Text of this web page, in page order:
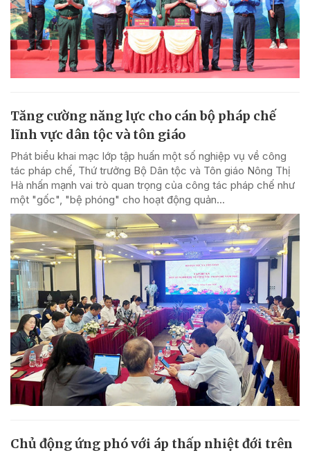
Tăng cường năng lực cho cán bộ pháp chế
lĩnh vực dân tộc và tôn giáo
Phát biểu khai mạc lớp tập huấn một số nghiệp vụ về công
tác pháp chế, Thứ trưởng Bộ Dân tộc và Tôn giáo Nông Thị
Hà nhấn mạnh vai trò quan trọng của công tác pháp chế như
một "gốc", "bệ phóng" cho hoạt động quản...
Chủ động ứng phó với áp thấp nhiệt đới trên